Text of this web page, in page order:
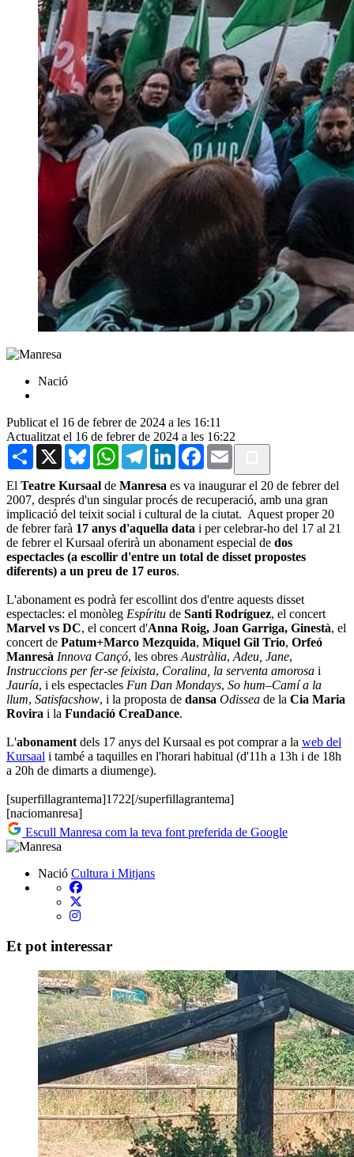
Nació
Publicat el 16 de febrer de 2024 a les 16:11
Actualitzat el 16 de febrer de 2024 a les 16:22
Share X BlueskyWhatsAppTelegramLinkedInFacebook
Email
El Teatre Kursaal de Manresa es va inaugurar el 20 de febrer del
2007, després d'un singular procés de recuperació, amb una gran
implicació del teixit social i cultural de la ciutat. Aquest proper 20
de febrer farà 17 anys d'aquella data i per celebrar-ho del 17 al 21
de febrer el Kursaal oferirà un abonament especial de dos
espectacles (a escollir d'entre un total de disset propostes
diferents) a un preu de 17 euros.
L'abonament es podrà fer escollint dos d'entre aquests disset
espectacles: el monòleg Espíritu de Santi Rodríguez, el concert
Marvel vs DC, el concert d'Anna Roig, Joan Garriga, Ginestà, el
concert de Patum+Marco Mezquida, Miquel Gil Trio, Orfeó
Manresà Innova Cançó, les obres Austràlia, Adeu, Jane,
Instruccions per fer-se feixista, Coralina, la serventa amorosa i
Jauría, i els espectacles Fun Dan Mondays, So hum–Camí a la
llum, Satisfacshow, i la proposta de dansa Odissea de la Cia Maria
Rovira i la Fundació CreaDance.
L'abonament dels 17 anys del Kursaal es pot comprar a la web del
Kursaal i també a taquilles en l'horari habitual (d'11h a 13h i de 18h
a 20h de dimarts a diumenge).
[superfillagrantema]1722[/superfillagrantema]
[naciomanresa]
Escull Manresa com la teva font preferida de Google
Nació Cultura i Mitjans
Et pot interessar